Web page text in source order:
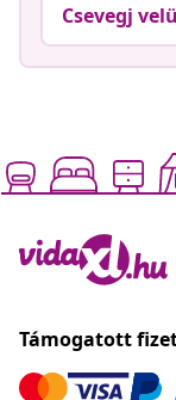
Csevegj
Támogatott